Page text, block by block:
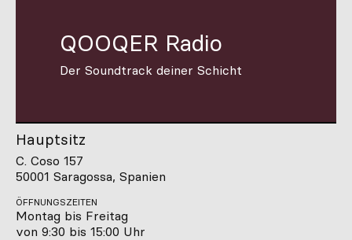
QOOQER Radio
Der Soundtrack deiner Schicht
Hauptsitz
C. Coso 157
50001 Saragossa, Spanien
ÖFFNUNGSZEITEN
Montag bis Freitag
von 9:30 bis 15:00 Uhr